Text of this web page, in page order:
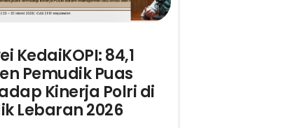
KedaiKOPI: 84,1
Pemudik Puas
Kinerja Polri di
Lebaran 2026